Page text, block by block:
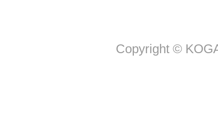
Copyright ©